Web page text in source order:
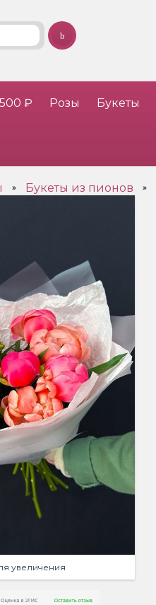
₽ Розы Букеты
» Букеты из пионов »
увеличения